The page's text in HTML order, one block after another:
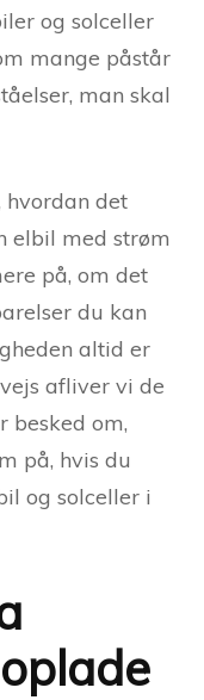
og solceller
mange påstår
man skal
hvordan det
elbil med strøm
på, om det
du kan
altid er
afliver vi de
besked om,
på, hvis du
og solceller i